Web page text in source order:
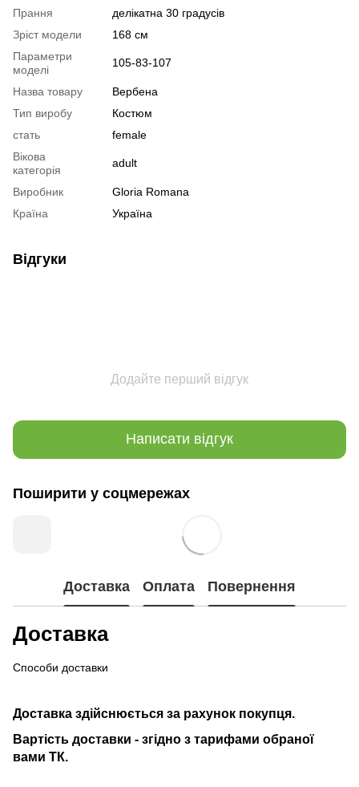
Прання
делікатна 30 градусів
Зріст модели
168 см
Параметри
моделі
105-83-107
Назва товару
Вербена
Тип виробу
Костюм
стать
female
Вікова
категорія
adult
Виробник
Gloria Romana
Країна
Україна
Відгуки
Додайте перший відгук
Написати відгук
Поширити у соцмережах
Доставка Оплата Повернення
Доставка
Способи доставки
Доставка здійснюється за рахунок покупця.
Вартість доставки - згідно з тарифами обраної
вами ТК.